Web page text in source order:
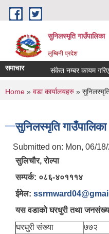
Skip to main content
सुनिलस्मृति गाउँपालिका
लुम्बिनी प्रदेश
समाचार संकेत नम्बर कायम गरिएको
You are here
Home » वडा कार्यालयहरु »
सुनिलस्मृति
Submitted on: Mon, 06/
सुलिचौर, रोल्पा
सम्पर्क: ०८६-४०१११४
ईमेल:
यस वडाको घरधुरी तथा
घरधुरी संख्या
७७२